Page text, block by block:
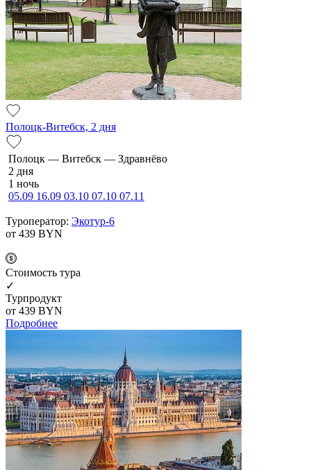
Полоцк-Витебск, 2 дня
По­лоцк — Ви­тебск — Здравнёво
2 дня
1 ночь
05.09 16.09 03.10 07.10 07.11
Туроператор: Экотур-6
от 439 BYN
Cтоимость тура
✓
Турпродукт
от 439 BYN
Подробнее